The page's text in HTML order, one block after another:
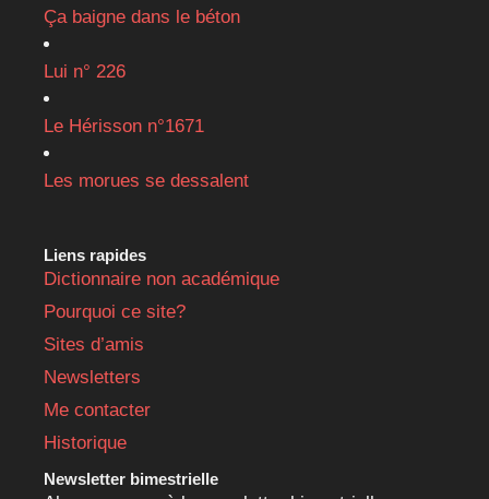
Ça baigne dans le béton
Lui n° 226
Le Hérisson n°1671
Les morues se dessalent
Liens rapides
Dictionnaire non académique
Pourquoi ce site?
Sites d’amis
Newsletters
Me contacter
Historique
Newsletter bimestrielle